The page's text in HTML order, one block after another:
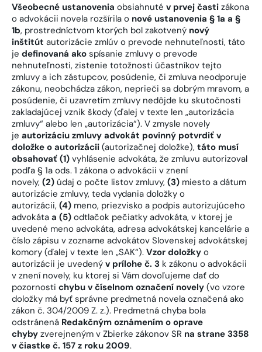
Všeobecné ustanovenia obsiahnuté v prvej časti zákona
o advokácii novela rozšírila o nové ustanovenia § 1a a §
1b, prostredníctvom ktorých bol zakotvený nový
inštitút autorizácie zmlúv o prevode nehnuteľnosti, táto
je definovaná ako spísanie zmluvy o prevode
nehnuteľnosti, zistenie totožnosti účastníkov tejto
zmluvy a ich zástupcov, posúdenie, či zmluva neodporuje
zákonu, neobchádza zákon, neprieči sa dobrým mravom, a
posúdenie, či uzavretím zmluvy nedôjde ku skutočnosti
zakladajúcej vznik škody (ďalej v texte len „autorizácia
zmluvy“ alebo len „autorizácia“). V zmysle novely
je autorizáciu zmluvy advokát povinný potvrdiť v
doložke o autorizácii (autorizačnej doložke), táto musí
obsahovať (1) vyhlásenie advokáta, že zmluvu autorizoval
podľa § 1a ods. 1 zákona o advokácii v znení
novely, (2) údaj o počte listov zmluvy, (3) miesto a dátum
autorizácie zmluvy, teda vydania doložky o
autorizácii, (4) meno, priezvisko a podpis autorizujúceho
advokáta a (5) odtlačok pečiatky advokáta, v ktorej je
uvedené meno advokáta, adresa advokátskej kancelárie a
číslo zápisu v zozname advokátov Slovenskej advokátskej
komory (ďalej v texte len „SAK“). Vzor doložky o
autorizácii je uvedený v prílohe č. 3 k zákonu o advokácii
v znení novely, ku ktorej si Vám dovoľujeme dať do
pozornosti chybu v číselnom označení novely (vo vzore
doložky má byť správne predmetná novela označená ako
zákon č. 304/2009 Z. z.). Predmetná chyba bola
odstránená Redakčným oznámením o oprave
chyby zverejneným v Zbierke zákonov SR na strane 3358
v čiastke č. 157 z roku 2009.